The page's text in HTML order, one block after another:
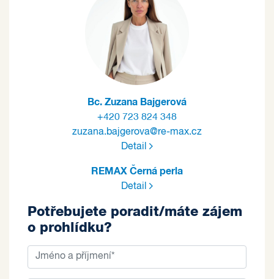
Bc. Zuzana Bajgerová
+420 723 824 348
zuzana.bajgerova@re-max.cz
Detail
REMAX Černá perla
Detail
Potřebujete poradit/máte zájem
o prohlídku?